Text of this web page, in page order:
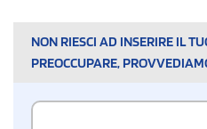
NON RIESCI AD INSERIRE IL
PREOCCUPARE,